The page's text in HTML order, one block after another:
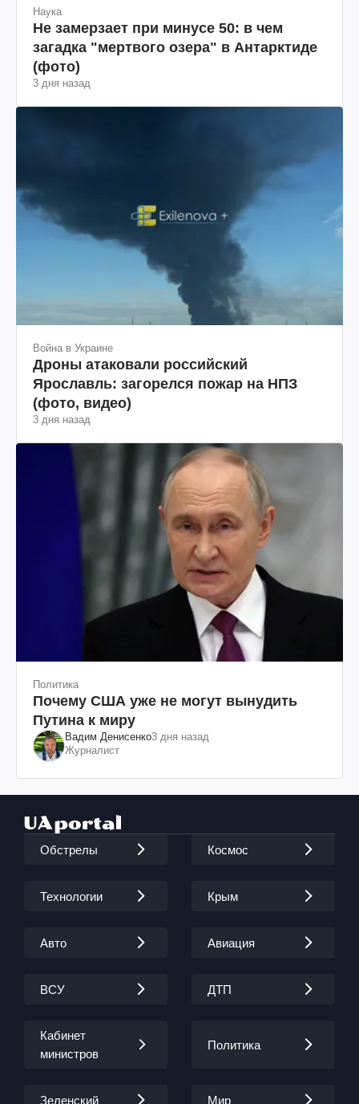
Наука
Не замерзает при минусе 50: в чем
загадка "мертвого озера" в Антарктиде
(фото)
3 дня назад
Война в Украине
Дроны атаковали российский
Ярославль: загорелся пожар на НПЗ
(фото, видео)
3 дня назад
Политика
Почему США уже не могут вынудить
Путина к миру
Вадим Денисенко3 дня назад
Журналист
Обстрелы Космос
Технологии Крым
Авто Авиация
ВСУ ДТП
Кабинет
министров
Политика
Зеленский Мир